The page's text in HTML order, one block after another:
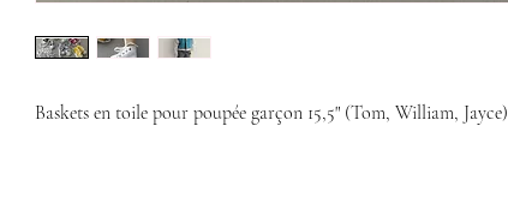
Baskets en toile pour poupée garçon 15,5" (Tom, William, Jayce)